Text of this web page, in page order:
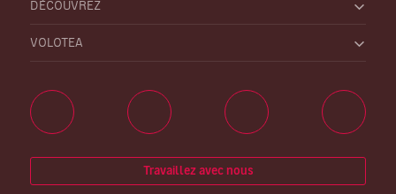
DÉCOUVREZ
VOLOTEA
Travaillez avec nous